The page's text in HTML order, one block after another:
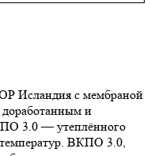
Исландия с мембраной
и
3.0 — утеплённого
ВКПО 3.0,